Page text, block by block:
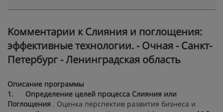
Kомментарии к Слияния и поглощения:
эффективные технологии. - Очная - Санкт-
Петербург - Ленинградская область
Описание программы
1.
Определение целей процесса Слияния или
Поглощения . Оценка перспектив развития бизнеса и